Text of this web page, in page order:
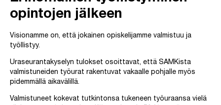
opintojen jälkeen
Visionamme on, että jokainen opiskelijamme valmistuu ja
työllistyy.
Uraseurantakyselyn tulokset osoittavat, että SAMKista
valmistuneiden työurat rakentuvat vakaalle pohjalle myös
pidemmällä aikavälillä.
Valmistuneet kokevat tutkintonsa tukeneen työuraansa vielä